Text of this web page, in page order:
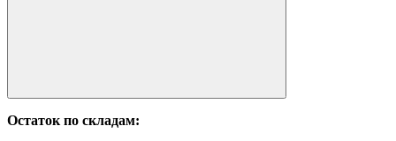
Остаток по складам: